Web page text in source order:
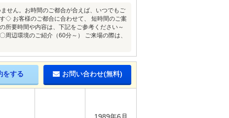
ん。お時間のご都合が合えば、いつでもご
◇ お客様のご都合に合わせて、 短時間のご案
所要時間や内容は、下記をご参考ください～
辺環境のご紹介（60分～） ご来場の際は、
をする お問い合わせ(無料)